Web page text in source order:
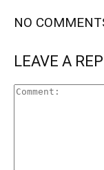
NO
LEAVE A